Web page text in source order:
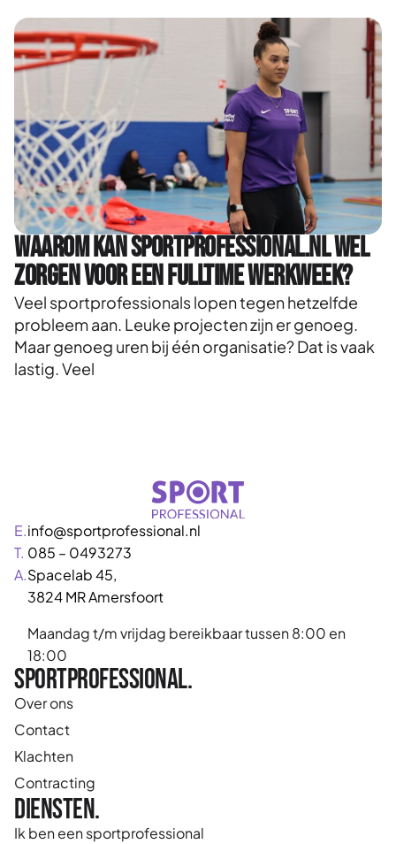
Waarom kan Sportprofessional.nl wel
zorgen voor een fulltime werkweek?
Veel sportprofessionals lopen tegen hetzelfde
probleem aan. Leuke projecten zijn er genoeg.
Maar genoeg uren bij één organisatie? Dat is vaak
lastig. Veel
E.
T.
A.
info@sportprofessional.nl
085 – 0493273
Spacelab 45,
3824 MR Amersfoort
Maandag t/m vrijdag bereikbaar tussen 8:00 en
18:00
Sportprofessional.
Over ons
Contact
Klachten
Contracting
Diensten.
Ik ben een sportprofessional